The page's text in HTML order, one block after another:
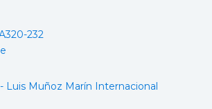
232
- Luis Muñoz Marín Internacional